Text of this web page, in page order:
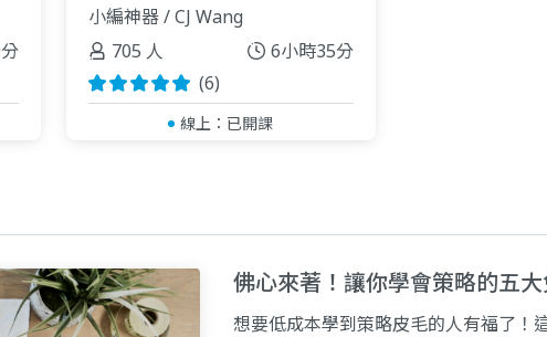
小編神器 / CJ Wang
705 人
6小時35分
(6)
線上： 已開課
佛心來著！讓你學會策略的五
想要低成本學到策略皮毛的人有福了！